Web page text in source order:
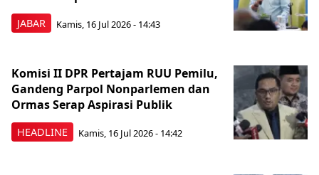
JABAR Kamis, 16 Jul 2026 - 14:43
HEADLINE
Komisi II DPR Pertajam RUU Pemilu,
Gandeng Parpol Nonparlemen dan
Ormas Serap Aspirasi Publik
Kamis, 16 Jul 2026 - 14:42